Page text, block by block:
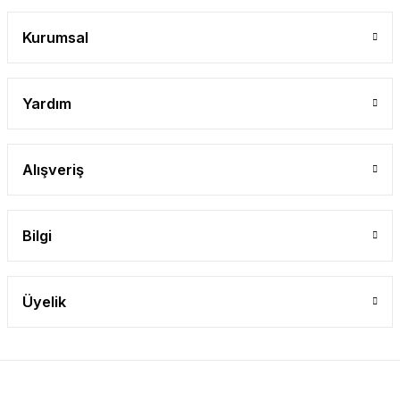
Kurumsal
Yardım
Alışveriş
Bilgi
Üyelik